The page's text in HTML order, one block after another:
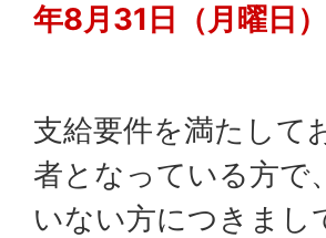
年8月31日（月曜日）
支給要件を満たして
者となっている方で
いない方につきまし